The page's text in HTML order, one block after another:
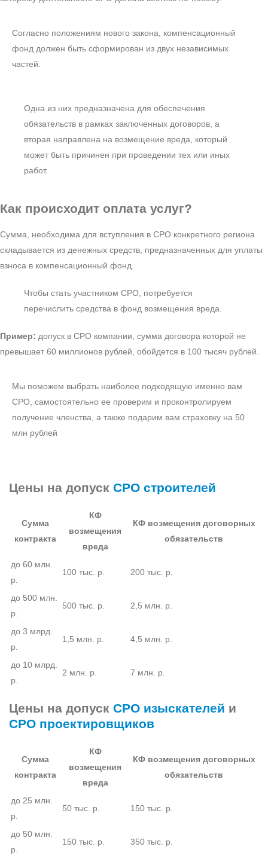
Согласно положениям нового закона, компенсационный
фонд должен быть сформирован из двух независимых
частей.
Одна из них предназначена для обеспечения
обязательств в рамках заключенных договоров, а
вторая направлена на возмещение вреда, который
может быть причинен при проведении тех или иных
работ.
Как происходит оплата услуг?
Сумма, необходима для вступления в СРО конкретного региона
складывается из денежных средств, предназначенных для уплаты
взноса в компенсационный фонд.
Чтобы стать участником СРО, потребуется
перечислить средства в фонд возмещения вреда.
Пример: допуск в СРО компании, сумма договора которой не
превышает 60 миллионов рублей, обойдется в 100 тысяч рублей.
Мы поможем выбрать наиболее подходящую именно вам
СРО, самостоятельно ее проверим и проконтролируем
получение членства, а также подарим вам страховку на 50
млн рублей
Цены на допуск СРО строителей
Сумма
контракта
КФ
возмещения
вреда
КФ возмещения договорных
обязательств
до 60 млн.
р.
100 тыс. р. 200 тыс. р.
до 500 млн.
р.
500 тыс. р. 2,5 млн. р.
до 3 млрд.
р.
1,5 млн. р. 4,5 млн. р.
до 10 млрд.
р.
2 млн. р. 7 млн. р.
Цены на допуск СРО изыскателей и
СРО проектировщиков
Сумма
контракта
КФ
возмещения
вреда
КФ возмещения договорных
обязательств
до 25 млн.
р.
50 тыс. р. 150 тыс. р.
до 50 млн.
р.
150 тыс. р. 350 тыс. р.